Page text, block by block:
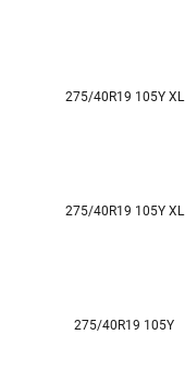
275/40R19 105Y XL
275/40R19 105Y XL
275/40R19 105Y